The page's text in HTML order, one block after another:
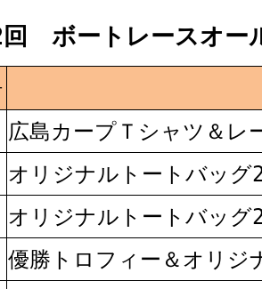
回 ボートレースオ
広島カープＴシャツ＆レ
オリジナルトートバッグ
オリジナルトートバッグ
優勝トロフィー＆オリジ